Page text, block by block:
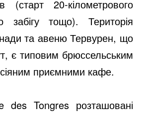
(старт 20-кілометрового
забігу тощо). Територія
та авеню Тервурен, що
є типовим брюссельським
приємними кафе.
des Tongres розташовані